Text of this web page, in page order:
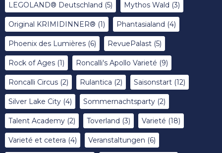
LEGOLAND® Deutschland (5) Mythos Wald (3)
Original KRIMIDINNER® (1) Phantasialand (4)
Phoenix des Lumières (6) RevuePalast (5)
Rock of Ages (1) Roncalli's Apollo Varieté (9)
Roncalli Circus (2) Rulantica (2) Saisonstart (12)
Silver Lake City (4) Sommernachtsparty (2)
Talent Academy (2) Toverland (3) Varieté (18)
Varieté et cetera (4) Veranstaltungen (6)